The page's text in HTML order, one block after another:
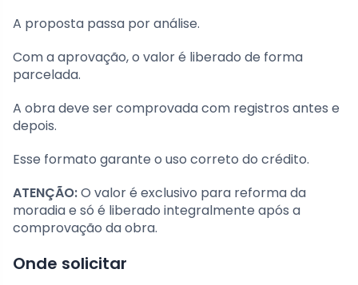
A proposta passa por análise.
Com a aprovação, o valor é liberado de forma
parcelada.
A obra deve ser comprovada com registros antes e
depois.
Esse formato garante o uso correto do crédito.
ATENÇÃO:O valor é exclusivo para reforma da
moradia e só é liberado integralmente após a
comprovação da obra.
Onde solicitar